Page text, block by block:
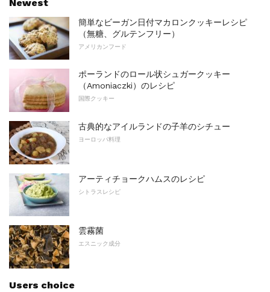
Newest
簡単なビーガン日付マカロンクッキーレシピ
（無糖、グルテンフリー）
アメリカンフード
ポーランドのロール状シュガークッキー
（Amoniaczki）のレシピ
国際クッキー
古典的なアイルランドの子羊のシチュー
ヨーロッパ料理
アーティチョークハムスのレシピ
シトラスレシピ
雲霧菌
エスニック成分
Users choice